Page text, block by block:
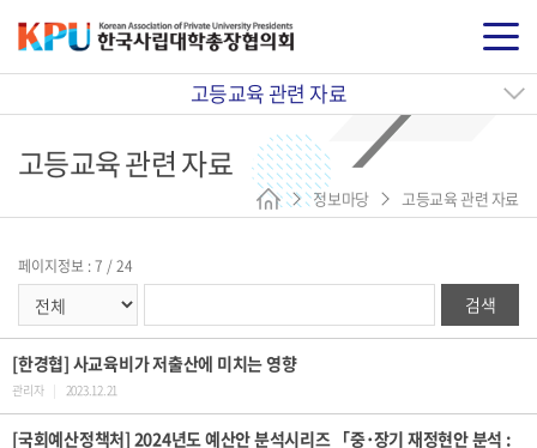
고등교육 관련 자료
고등교육 관련 자료
정보마당 고등교육 관련 자료
페이지정보 : 7 / 24
검색
[한경협] 사교육비가 저출산에 미치는 영향
관리자 2023.12.21
[국회예산정책처] 2024년도 예산안 분석시리즈 「중･장기 재정현안 분석 :